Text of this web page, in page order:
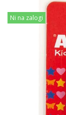
Ni na zalogi